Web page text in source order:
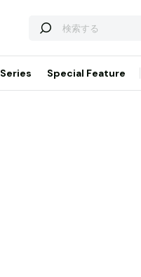
Series Special Feature